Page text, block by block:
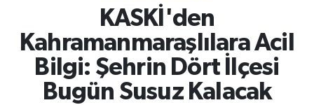
KASKİ'den
Kahramanmaraşlılara Acil
Bilgi: Şehrin Dört İlçesi
Bugün Susuz Kalacak
Genel
Güncel
Tüm Manşetler
Son Dakika Haberleri
Haber Arşivi